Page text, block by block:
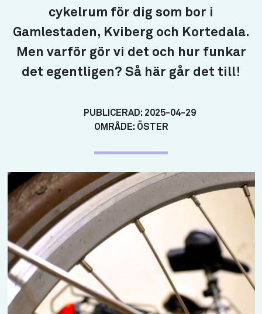
cykelrum för dig som bor i
Gamlestaden, Kviberg och Kortedala.
Men varför gör vi det och hur funkar
det egentligen? Så här går det till!
PUBLICERAD: 2025-04-29
OMRÅDE: ÖSTER